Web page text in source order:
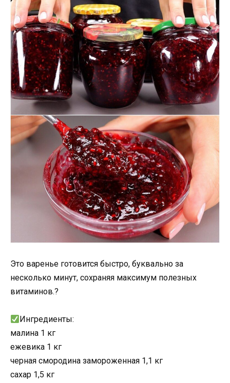
Это варенье готовится быстро, буквально за
несколько минут, сохраняя максимум полезных
витаминов.?
Ингредиенты:
малина 1 кг
ежевика 1 кг
черная смородина замороженная 1,1 кг
сахар 1,5 кг